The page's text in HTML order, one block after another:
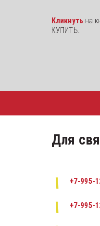
Кликнуть на
КУПИТЬ.
Для
+7-995-
+7-995-